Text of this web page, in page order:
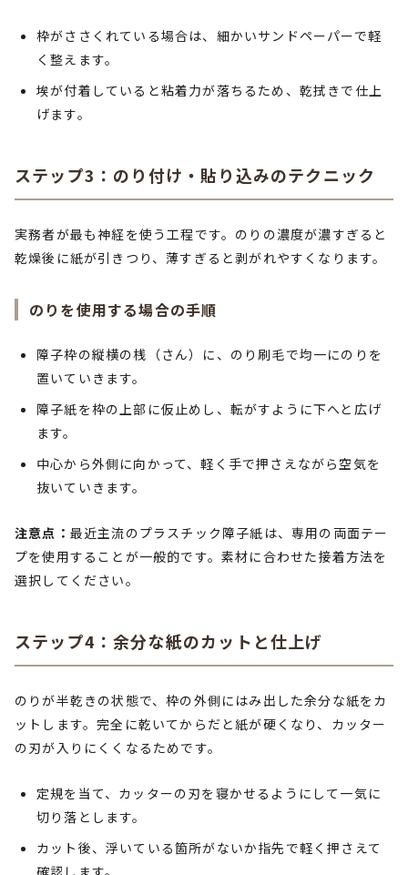
枠がささくれている場合は、細かいサンドペーパーで軽
く整えます。
埃が付着していると粘着力が落ちるため、乾拭きで仕上
げます。
ステップ3：のり付け・貼り込みのテクニック
実務者が最も神経を使う工程です。のりの濃度が濃すぎると
乾燥後に紙が引きつり、薄すぎると剥がれやすくなります。
のりを使用する場合の手順
障子枠の縦横の桟（さん）に、のり刷毛で均一にのりを
置いていきます。
障子紙を枠の上部に仮止めし、転がすように下へと広げ
ます。
中心から外側に向かって、軽く手で押さえながら空気を
抜いていきます。
注意点： 最近主流のプラスチック障子紙は、専用の両面テー
プを使用することが一般的です。素材に合わせた接着方法を
選択してください。
ステップ4：余分な紙のカットと仕上げ
のりが半乾きの状態で、枠の外側にはみ出した余分な紙をカ
ットします。完全に乾いてからだと紙が硬くなり、カッター
の刃が入りにくくなるためです。
定規を当て、カッターの刃を寝かせるようにして一気に
切り落とします。
カット後、浮いている箇所がないか指先で軽く押さえて
確認します。